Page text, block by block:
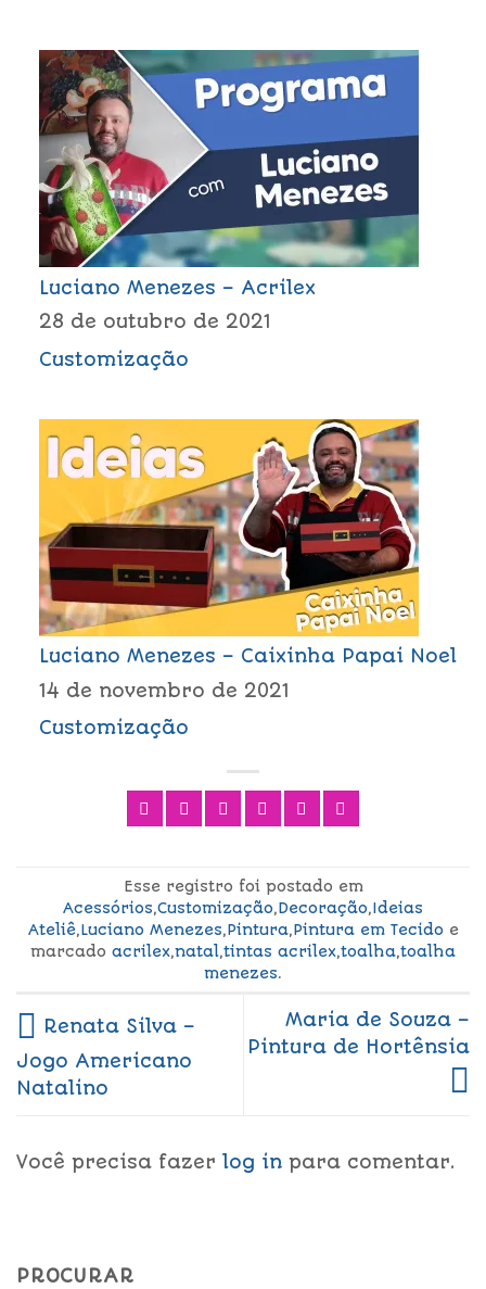
Luciano Menezes – Acrilex
28 de outubro de 2021
Customização
Luciano Menezes – Caixinha Papai Noel
14 de novembro de 2021
Customização
Esse registro foi postado em
Acessórios,Customização,Decoração,Ideias
Ateliê,Luciano Menezes,Pintura,Pintura em Tecido e
marcado acrilex,natal,tintas acrilex,toalha,toalha
menezes.
Renata Silva –
Jogo Americano
Natalino
Maria de Souza –
Pintura de Hortênsia
Você precisa fazer log in para comentar.
PROCURAR